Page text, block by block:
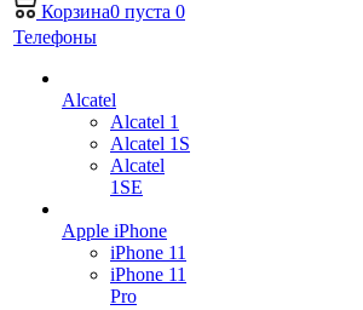
Корзина0 пуста 0
Телефоны
Alcatel
Alcatel 1
Alcatel 1S
Alcatel
1SE
Apple iPhone
iPhone 11
iPhone 11
Pro